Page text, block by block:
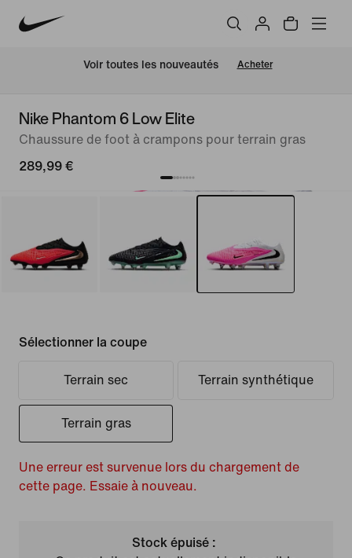
Voir toutes les nouveautés Acheter
Nike Phantom 6 Low Elite
Chaussure de foot à crampons pour terrain gras
289,99 €
Sélectionner la coupe
Terrain sec Terrain synthétique
Terrain gras
Une erreur est survenue lors du chargement de
cette page. Essaie à nouveau.
Stock épuisé :